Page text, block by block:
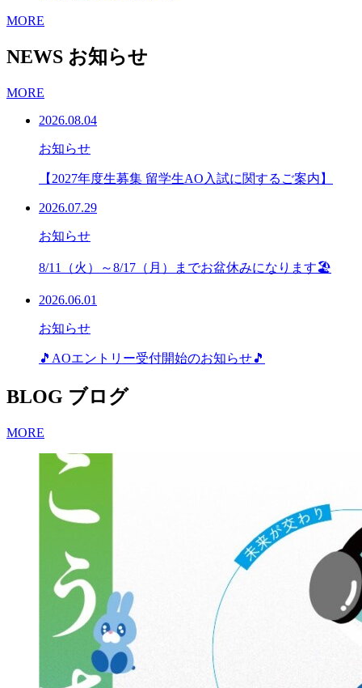
MORE
NEWS お知らせ
MORE
2026.08.04
お知らせ
【2027年度生募集 留学生AO入試に関するご案内】
2026.07.29
お知らせ
8/11（火）～8/17（月）までお盆休みになります🏖
2026.06.01
お知らせ
🎵AOエントリー受付開始のお知らせ🎵
BLOG ブログ
MORE